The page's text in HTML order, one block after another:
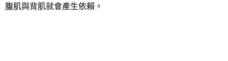
腹肌與背肌就會產生依賴。